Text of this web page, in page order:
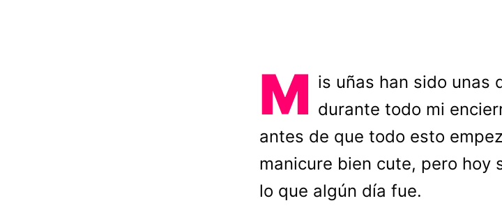
M is uñas han sido unas
durante todo mi
antes de que todo esto
manicure bien cute, pero hoy
lo que algún día fue.